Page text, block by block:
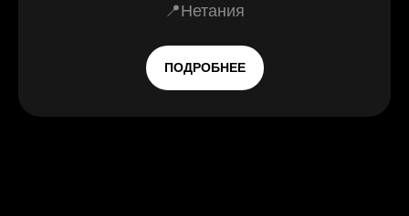
📍Нетания
ПОДРОБНЕЕ